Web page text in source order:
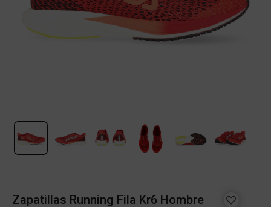
Zapatillas Running Fila Kr6 Hombre